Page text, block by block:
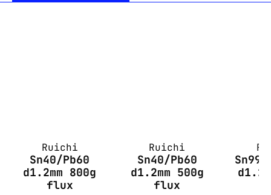
Ruichi
Sn40/Pb60
d1.2mm 800g
flux
Ruichi
Sn40/Pb60
d1.2mm 500g
flux